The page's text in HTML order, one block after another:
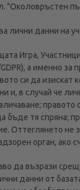
"Околовръстен
лични данни на
Игра,
а именно за
си да изискат
и, в случай че
бъде тя спряна;
Оттеглянето не
орган, ако
да възрази
данни от